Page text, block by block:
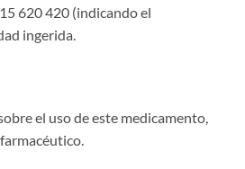
620 420 (indicando el
ingerida.
el uso de este medicamento,